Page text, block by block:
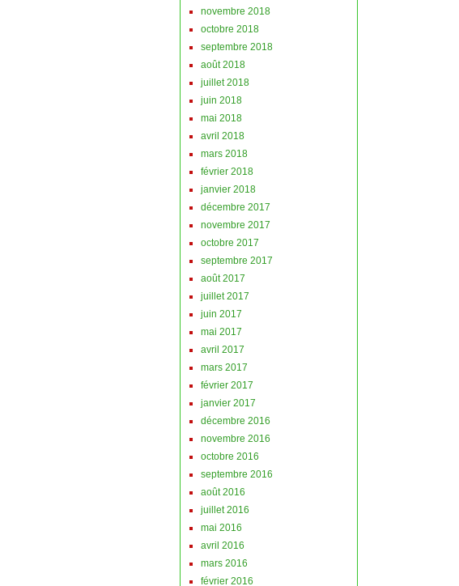
novembre 2018
octobre 2018
septembre 2018
août 2018
juillet 2018
juin 2018
mai 2018
avril 2018
mars 2018
février 2018
janvier 2018
décembre 2017
novembre 2017
octobre 2017
septembre 2017
août 2017
juillet 2017
juin 2017
mai 2017
avril 2017
mars 2017
février 2017
janvier 2017
décembre 2016
novembre 2016
octobre 2016
septembre 2016
août 2016
juillet 2016
mai 2016
avril 2016
mars 2016
février 2016